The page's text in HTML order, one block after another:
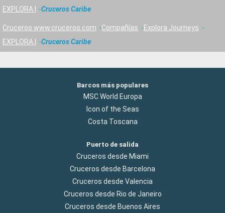
EXPLORA I
Cruceros Caribe
Cruceros www.cruceros.com Compañías
Explora Journeys
EXPLORA I
Cruceros Caribe
Barcos más populares
MSC World Europa
Icon of the Seas
Costa Toscana
Puerto de salida
Cruceros desde Miami
Cruceros desde Barcelona
Cruceros desde Valencia
Cruceros desde Rio de Janeiro
Cruceros desde Buenos Aires